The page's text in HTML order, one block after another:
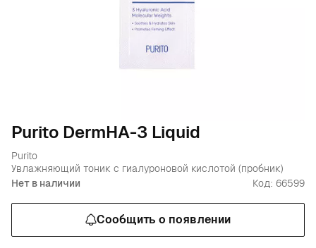
Purito DermHA-3 Liquid
Purito
Увлажняющий тоник с гиалуроновой кислотой (пробник)
Нет в наличии
Код: 66599
Сообщить о появлении